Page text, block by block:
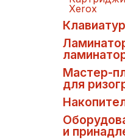
Xerox
Мастер-
для
и